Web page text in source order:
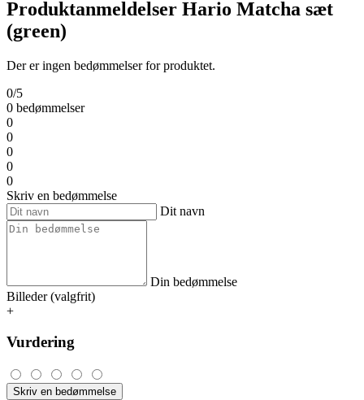
Produktanmeldelser Hario Matcha sæt
(green)
Der er ingen bedømmelser for produktet.
0/5
0 bedømmelser
0
0
0
0
0
Skriv en bedømmelse
Dit navn
Din bedømmelse
Billeder (valgfrit)
+
Vurdering
Skriv en bedømmelse